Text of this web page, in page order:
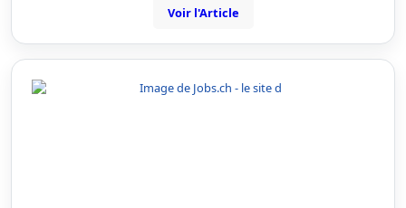
Voir l'Article